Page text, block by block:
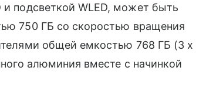
подсветкой WLED, может быть
750 ГБ со скоростью вращения
общей емкостью 768 ГБ (3 x
алюминия вместе с начинкой